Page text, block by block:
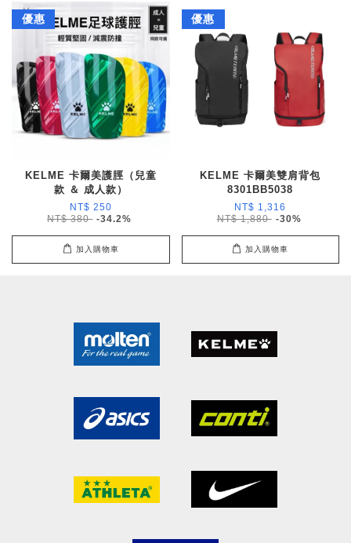
優惠
KELME 卡爾美護脛（兒童
款 ＆ 成人款）
NT$ 250
NT$ 380 -34.2%
加入購物車
優惠
KELME 卡爾美雙肩背包
8301BB5038
NT$ 1,316
NT$ 1,880 -30%
加入購物車